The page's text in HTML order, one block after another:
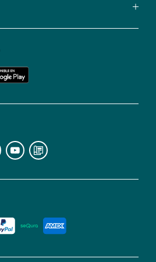
de
en
cualquier
Para
información,
puedes
nuestra
de
privacidad</2>.